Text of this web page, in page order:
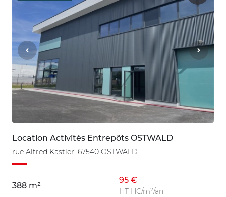
Location Activités Entrepôts OSTWALD
rue Alfred Kastler, 67540 OSTWALD
388 m²
95 €
HT HC/m²/an